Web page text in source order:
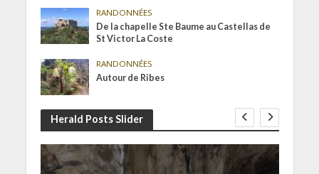
RANDONNÉES
De la chapelle Ste Baume au Castellas de
St Victor La Coste
RANDONNÉES
Autour de Ribes
Herald Posts Slider